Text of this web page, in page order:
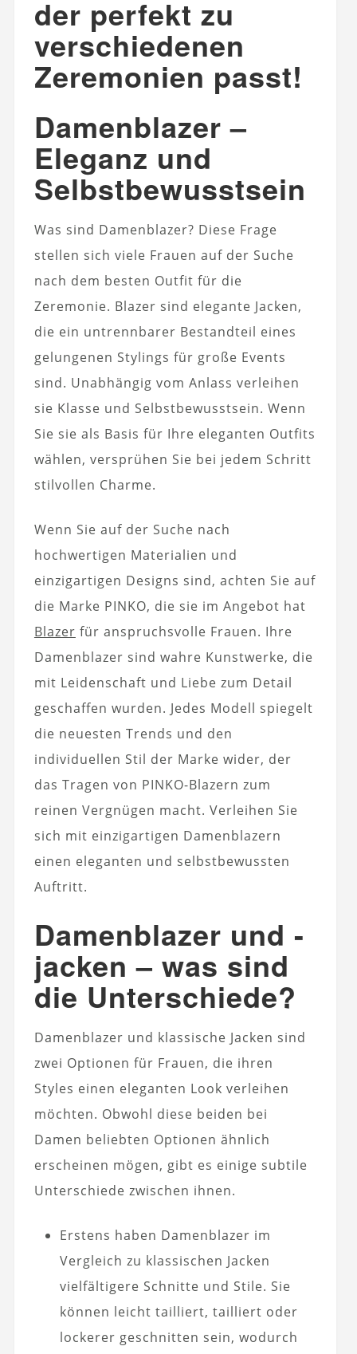
der perfekt zu
verschiedenen
Zeremonien passt!
Damenblazer –
Eleganz und
Selbstbewusstsein
Was sind Damenblazer? Diese Frage
stellen sich viele Frauen auf der Suche
nach dem besten Outfit für die
Zeremonie. Blazer sind elegante Jacken,
die ein untrennbarer Bestandteil eines
gelungenen Stylings für große Events
sind. Unabhängig vom Anlass verleihen
sie Klasse und Selbstbewusstsein. Wenn
Sie sie als Basis für Ihre eleganten Outfits
wählen, versprühen Sie bei jedem Schritt
stilvollen Charme.
Wenn Sie auf der Suche nach
hochwertigen Materialien und
einzigartigen Designs sind, achten Sie auf
die Marke PINKO, die sie im Angebot hat
Blazer für anspruchsvolle Frauen. Ihre
Damenblazer sind wahre Kunstwerke, die
mit Leidenschaft und Liebe zum Detail
geschaffen wurden. Jedes Modell spiegelt
die neuesten Trends und den
individuellen Stil der Marke wider, der
das Tragen von PINKO-Blazern zum
reinen Vergnügen macht. Verleihen Sie
sich mit einzigartigen Damenblazern
einen eleganten und selbstbewussten
Auftritt.
Damenblazer und -
jacken – was sind
die Unterschiede?
Damenblazer und klassische Jacken sind
zwei Optionen für Frauen, die ihren
Styles einen eleganten Look verleihen
möchten. Obwohl diese beiden bei
Damen beliebten Optionen ähnlich
erscheinen mögen, gibt es einige subtile
Unterschiede zwischen ihnen.
Erstens haben Damenblazer im
Vergleich zu klassischen Jacken
vielfältigere Schnitte und Stile. Sie
können leicht tailliert, tailliert oder
lockerer geschnitten sein, wodurch